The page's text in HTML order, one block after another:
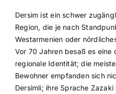
Dersim ist ein schwer
Region, die je nach
Westarmenien oder
Vor 70 Jahren besaß es eine
regionale Identität; die
Bewohner empfanden sich
Dersimli; ihre Sprache